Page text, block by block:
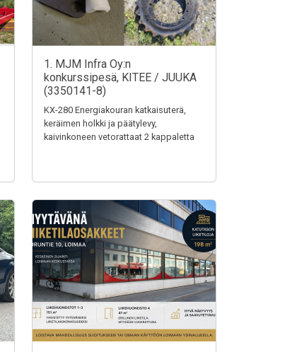
1. MJM Infra Oy:n
konkurssipesä, KITEE / JUUKA
(3350141-8)
KX-280 Energiakouran katkaisuterä,
keräimen holkki ja päätylevy,
kaivinkoneen vetorattaat 2 kappaletta